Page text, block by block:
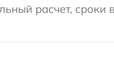
расчет, сроки